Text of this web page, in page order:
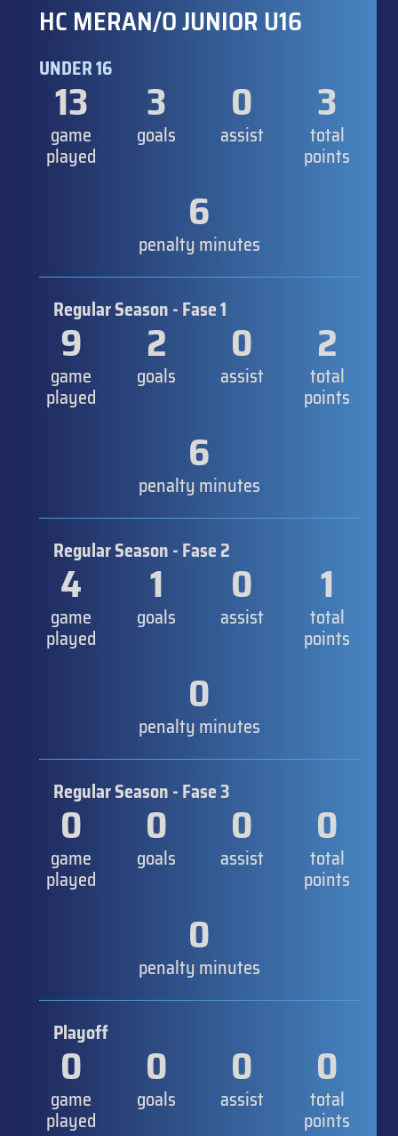
HC MERAN/O JUNIOR U16
UNDER 16
13
game
played
3
goals
0
assist
3
total
points
6
penalty minutes
Regular Season - Fase 1
9
game
played
2
goals
0
assist
2
total
points
6
penalty minutes
Regular Season - Fase 2
4
game
played
1
goals
0
assist
1
total
points
0
penalty minutes
Regular Season - Fase 3
0
game
played
0
goals
0
assist
0
total
points
0
penalty minutes
Playoff
0
game
played
0
goals
0
assist
0
total
points